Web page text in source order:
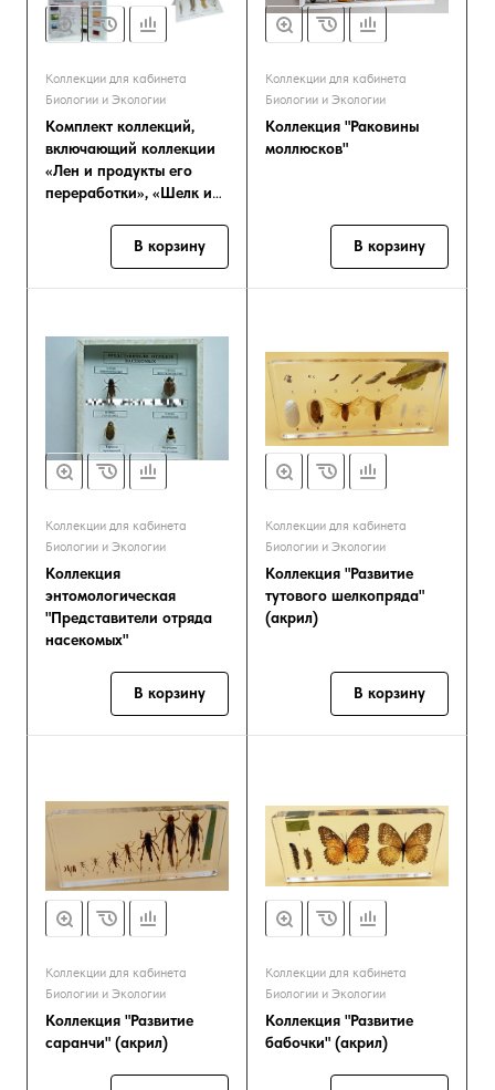
Коллекции для кабинета
Биологии и Экологии
Комплект коллекций,
включающий коллекции
«Лен и продукты его
переработки», «Шелк и
В корзину
Коллекции для кабинета
Биологии и Экологии
Коллекция "Раковины
моллюсков"
В корзину
Коллекции для кабинета
Биологии и Экологии
Коллекция
энтомологическая
"Представители отряда
насекомых"
В корзину
Коллекции для кабинета
Биологии и Экологии
Коллекция "Развитие
тутового шелкопряда"
(акрил)
В корзину
Коллекции для кабинета
Биологии и Экологии
Коллекция "Развитие
саранчи" (акрил)
Коллекции для кабинета
Биологии и Экологии
Коллекция "Развитие
бабочки" (акрил)